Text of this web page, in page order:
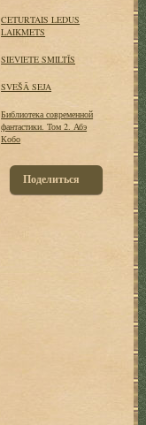
CETURTAIS LEDUS
LAIKMETS
SIEVIETE SMILTĪS
SVEŠĀ SEJA
Библиотека современной
фантастики. Том 2. Абэ
Кобо
Поделиться